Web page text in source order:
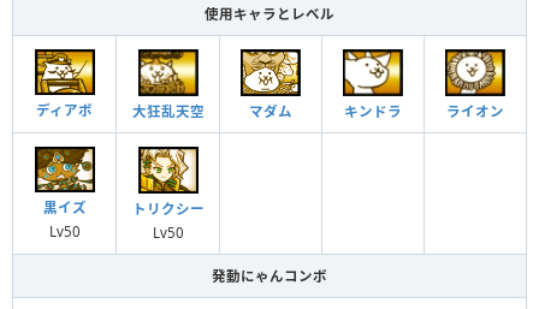
使用キャラとレベル
ディアボ 大狂乱天空 マダム キンドラ ライオン
黒イズ
Lv50
トリクシー
Lv50
発動にゃんコンボ